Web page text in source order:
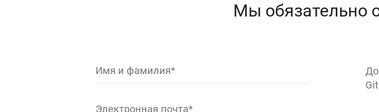
Мы обязательно
Имя и фамилия*
Электронная почта*